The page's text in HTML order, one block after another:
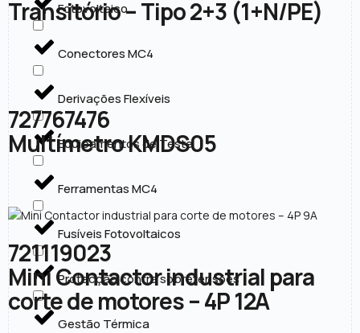
Fotovoltaico
Conectores MC4
Derivações Flexíveis
Equipamentos de Teste
Ferramentas MC4
Fusíveis Fotovoltaicos
Protecção contra sobretensões
Gestão Térmica
Transitório – Tipo 2+3 (1+N/PE)
727767476
Multímetro KMDS05
721119023
Mini Contactor industrial para
corte de motores – 4P 12A